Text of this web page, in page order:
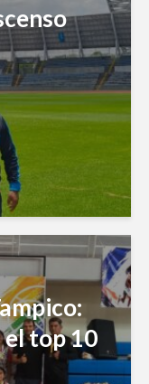
el top 10